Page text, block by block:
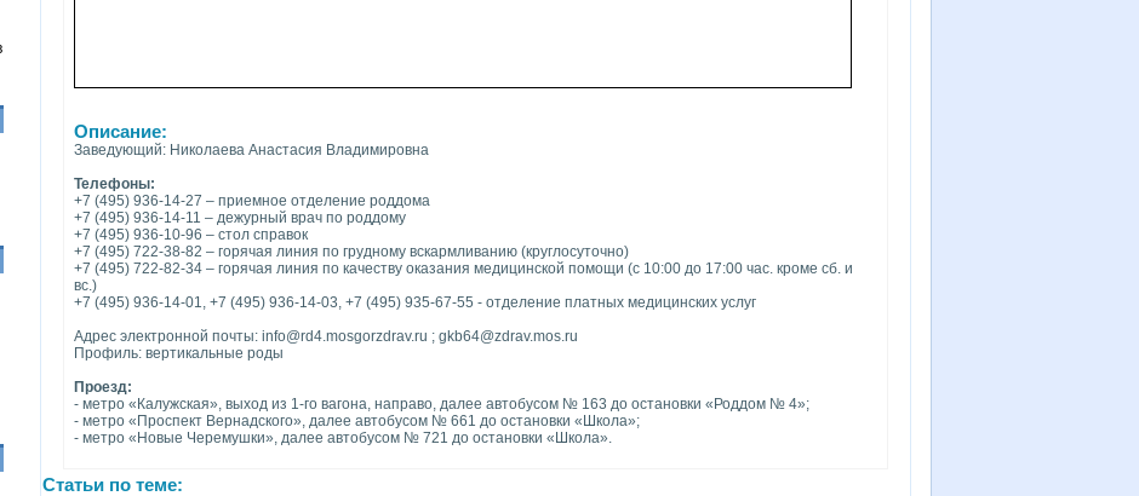
Описание:
Заведующий: Николаева Анастасия Владимировна
Телефоны:
+7 (495) 936-14-27 – приемное отделение роддома
+7 (495) 936-14-11 – дежурный врач по роддому
+7 (495) 936-10-96 – стол справок
+7 (495) 722-38-82 – горячая линия по грудному вскармливанию (круглосуточно)
+7 (495) 722-82-34 – горячая линия по качеству оказания медицинской помощи (с 10:00 до 17:00 час. кроме сб. и
вс.)
+7 (495) 936-14-01, +7 (495) 936-14-03, +7 (495) 935-67-55 - отделение платных медицинских услуг
Адрес электронной почты: info@rd4.mosgorzdrav.ru ; gkb64@zdrav.mos.ru
Профиль: вертикальные роды
Проезд:
- метро «Калужская», выход из 1-го вагона, направо, далее автобусом № 163 до остановки «Роддом № 4»;
- метро «Проспект Вернадского», далее автобусом № 661 до остановки «Школа»;
- метро «Новые Черемушки», далее автобусом № 721 до остановки «Школа».
Статьи по теме: